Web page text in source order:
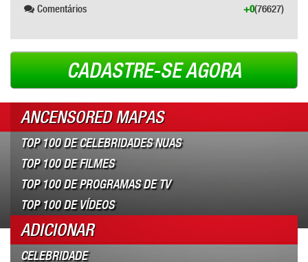
Comentários (76627)
+0
CADASTRE-SE AGORA
ANCENSORED MAPAS
TOP 100 DE CELEBRIDADES NUAS
TOP 100 DE FILMES
TOP 100 DE PROGRAMAS DE TV
TOP 100 DE VÍDEOS
ADICIONAR
CELEBRIDADE